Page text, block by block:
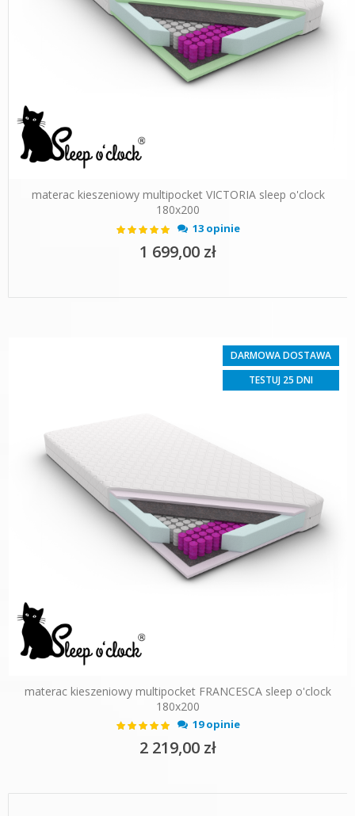
materac kieszeniowy multipocket VICTORIA sleep o'clock
180x200
Ocena:
100%
13 opinie
1 699,00 zł
DARMOWA DOSTAWA
TESTUJ 25 DNI
materac kieszeniowy multipocket FRANCESCA sleep o'clock
180x200
Ocena:
100%
19 opinie
2 219,00 zł